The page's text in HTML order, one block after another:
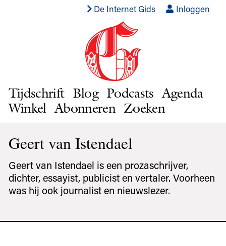
De Internet Gids Inloggen
Tijdschrift Blog Podcasts Agenda
Winkel Abonneren Zoeken
Geert van Istendael
Geert van Istendael is een prozaschrijver,
dichter, essayist, publicist en vertaler. Voorheen
was hij ook journalist en nieuwslezer.